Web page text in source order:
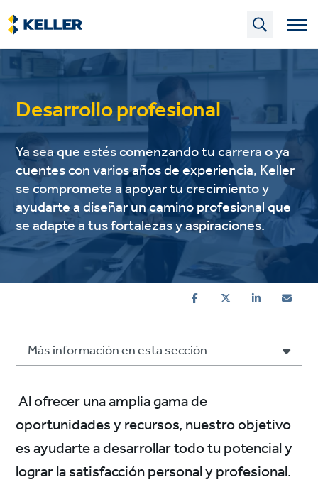
Skip
to
main
content
Desarrollo profesional
Ya sea que estés comenzando tu carrera o ya
cuentes con varios años de experiencia, Keller
se compromete a apoyar tu crecimiento y
ayudarte a diseñar un camino profesional que
se adapte a tus fortalezas y aspiraciones.
Más información en esta sección
Al ofrecer una amplia gama de
oportunidades y recursos, nuestro objetivo
es ayudarte a desarrollar todo tu potencial y
lograr la satisfacción personal y profesional.